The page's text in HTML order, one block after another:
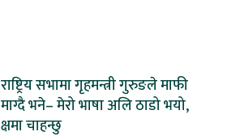
राष्ट्रिय सभामा गृहमन्त्री गुरुङले माफी
माग्दै भने– मेरो भाषा अलि ठाडो भयो,
क्षमा चाहन्छु